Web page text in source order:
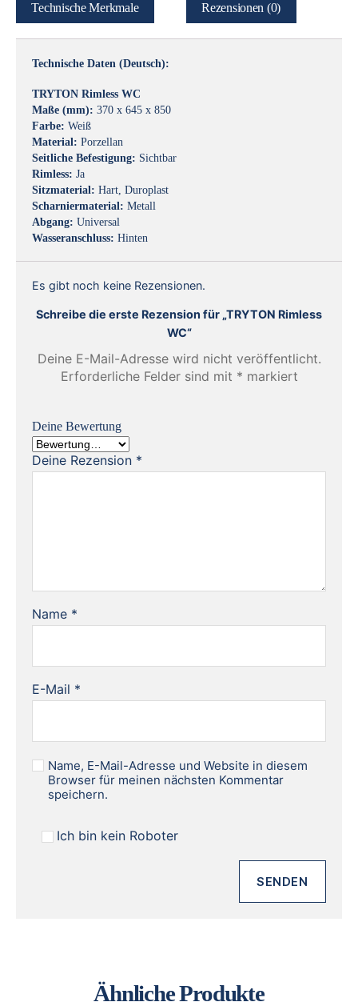
Technische Merkmale Rezensionen (0)
Technische Daten (Deutsch):
TRYTON Rimless WC
Maße (mm): 370 x 645 x 850
Farbe: Weiß
Material: Porzellan
Seitliche Befestigung: Sichtbar
Rimless: Ja
Sitzmaterial: Hart, Duroplast
Scharniermaterial: Metall
Abgang: Universal
Wasseranschluss: Hinten
Es gibt noch keine Rezensionen.
Schreibe die erste Rezension für „TRYTON Rimless
WC“
Deine E-Mail-Adresse wird nicht veröffentlicht.
Erforderliche Felder sind mit * markiert
Deine Bewertung
Deine Rezension *
Name *
E-Mail *
Name, E-Mail-Adresse und Website in diesem
Browser für meinen nächsten Kommentar
speichern.
Ich bin kein Roboter
Ähnliche Produkte